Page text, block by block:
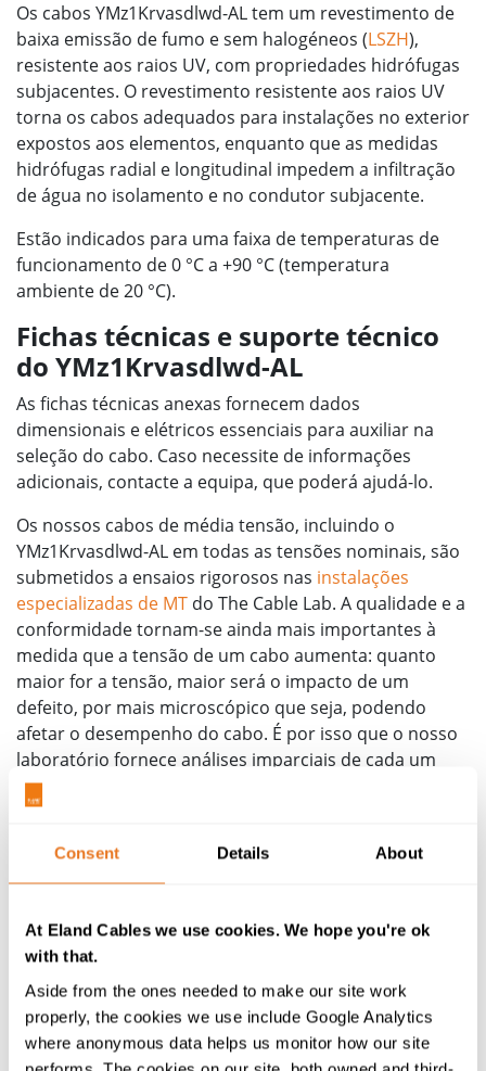
Consent Details About
At Eland Cables we use cookies. We hope you're ok
with that.
Aside from the ones needed to make our site work
properly, the cookies we use include Google Analytics
where anonymous data helps us monitor how our site
Os cabos YMz1Krvasdlwd-AL tem um revestimento de
baixa emissão de fumo e sem halogéneos (LSZH),
resistente aos raios UV, com propriedades hidrófugas
subjacentes. O revestimento resistente aos raios UV
torna os cabos adequados para instalações no exterior
expostos aos elementos, enquanto que as medidas
hidrófugas radial e longitudinal impedem a infiltração
de água no isolamento e no condutor subjacente.
Estão indicados para uma faixa de temperaturas de
funcionamento de 0 °C a +90 °C (temperatura
ambiente de 20 °C).
Fichas técnicas e suporte técnico
do YMz1Krvasdlwd-AL
As fichas técnicas anexas fornecem dados
dimensionais e elétricos essenciais para auxiliar na
seleção do cabo. Caso necessite de informações
adicionais, contacte a equipa, que poderá ajudá-lo.
Os nossos cabos de média tensão, incluindo o
YMz1Krvasdlwd-AL em todas as tensões nominais, são
submetidos a ensaios rigorosos nas instalações
especializadas de MT do The Cable Lab. A qualidade e a
conformidade tornam-se ainda mais importantes à
medida que a tensão de um cabo aumenta: quanto
maior for a tensão, maior será o impacto de um
defeito, por mais microscópico que seja, podendo
afetar o desempenho do cabo. É por isso que o nosso
laboratório fornece análises imparciais de cada um
dos nossos tambores antes de estes serem enviados.
Isso dá aos clientes a confiança para instalar estes
sabendo que irão funcionar como esperado no
momento da entrada em funcionamento.
Para assistência com a especificação de cabos
YMz1Krvasdlwd-AL, outros cabos de Norma Europeia
nacionalmente específicos ou cabos MT com uma faixa
mais alargada de temperaturas de funcionamento,
contacte a nossa equipa de vendas e peritos em MT
que terão todo o prazer em ajudá-lo.